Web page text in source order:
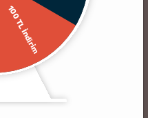
100 TL İndirim